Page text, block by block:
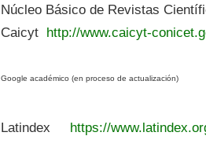
Núcleo Básico de Revistas
Caicyt http://www.caicyt-
Google académico (en proceso de actualización)
Latindex https://